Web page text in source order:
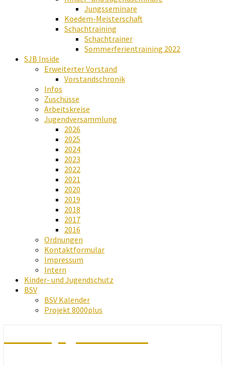
Jungsseminare
Koedem-Meisterschaft
Schachtraining
Schachtrainer
Sommerferientraining 2022
SJB Inside
Erweiterter Vorstand
Vorstandschronik
Infos
Zuschüsse
Arbeitskreise
Jugendversammlung
2026
2025
2024
2023
2022
2021
2020
2019
2018
2017
2016
Ordnungen
Kontaktformular
Impressum
Intern
Kinder- und Jugendschutz
BSV
BSV Kalender
Projekt 8000plus